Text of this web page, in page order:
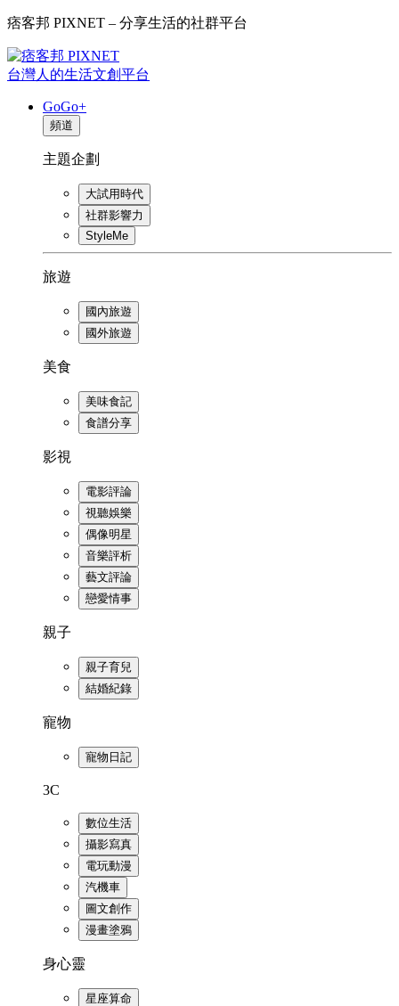
痞客邦 PIXNET – 分享生活的社群平台
台灣人的生活文創平台
GoGo+
頻道
主題企劃
大試用時代
社群影響力
StyleMe
旅遊
國內旅遊
國外旅遊
美食
美味食記
食譜分享
影視
電影評論
視聽娛樂
偶像明星
音樂評析
藝文評論
戀愛情事
親子
親子育兒
結婚紀錄
寵物
寵物日記
3C
數位生活
攝影寫真
電玩動漫
汽機車
圖文創作
漫畫塗鴉
身心靈
星座算命